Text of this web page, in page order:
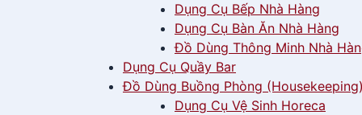
Dụng Cụ Bếp Nhà Hàng
Dụng Cụ Bàn Ăn Nhà Hàng
Đồ Dùng Thông Minh Nhà
Dụng Cụ Quầy Bar
Đồ Dùng Buồng Phòng
Dụng Cụ Vệ Sinh Horeca